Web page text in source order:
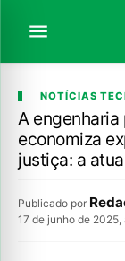
NOTÍCIAS
A
economiza
justiça: a
Publicado por
17 de junho de 2025,